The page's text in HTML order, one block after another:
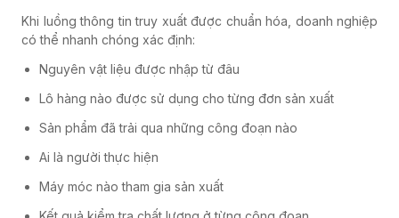
Khi luồng thông tin truy xuất được chuẩn hóa, doanh nghiệp
có thể nhanh chóng xác định:
Nguyên vật liệu được nhập từ đâu
Lô hàng nào được sử dụng cho từng đơn sản xuất
Sản phẩm đã trải qua những công đoạn nào
Ai là người thực hiện
Máy móc nào tham gia sản xuất